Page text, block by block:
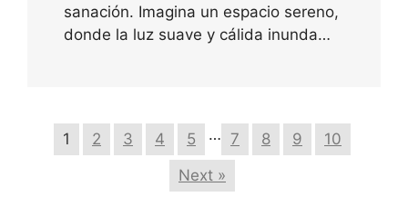
sanación. Imagina un espacio sereno,
donde la luz suave y cálida inunda…
1 2 3 4 5 … 7 8 9
10
Next »